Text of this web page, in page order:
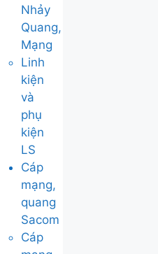
Nhảy
Quang,
Mạng
Linh
kiện
và
phụ
kiện
LS
Cáp
mạng,
quang
Sacom
Cáp